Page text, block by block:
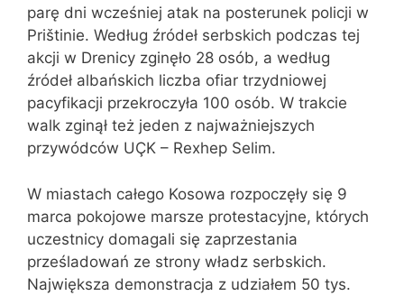
parę dni wcześniej atak na posterunek policji w
Prištinie. Według źródeł serbskich podczas tej
akcji w Drenicy zginęło 28 osób, a według
źródeł albańskich liczba ofiar trzydniowej
pacyfikacji przekroczyła 100 osób. W trakcie
walk zginął też jeden z najważniejszych
przywódców UÇK – Rexhep Selim.
W miastach całego Kosowa rozpoczęły się 9
marca pokojowe marsze protestacyjne, których
uczestnicy domagali się zaprzestania
prześladowań ze strony władz serbskich.
Największa demonstracja z udziałem 50 tys.